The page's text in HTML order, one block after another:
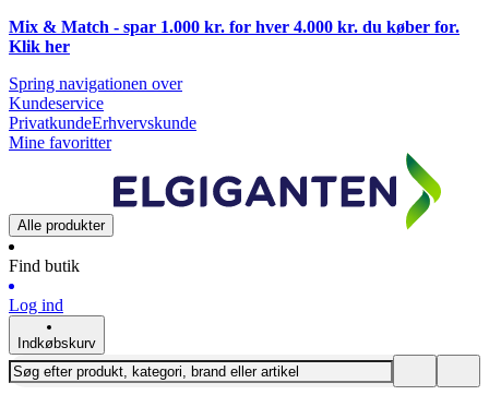
Mix & Match - spar 1.000 kr. for hver 4.000 kr. du køber for.
Klik her
Spring navigationen over
Kundeservice
PrivatkundeErhvervskunde
Mine favoritter
Alle produkter
Find butik
Log ind
Indkøbskurv